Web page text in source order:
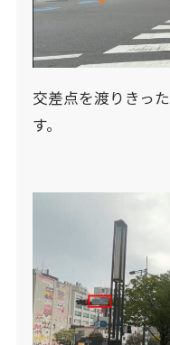
交差点を渡りきっ
す。